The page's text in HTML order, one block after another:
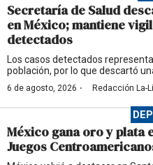
Secretaría de Salud
en México; mantiene
detectados
Los casos detectados
población, por lo que descartó
6 de agosto, 2026 · Redacción La-
México gana oro y plata
Juegos